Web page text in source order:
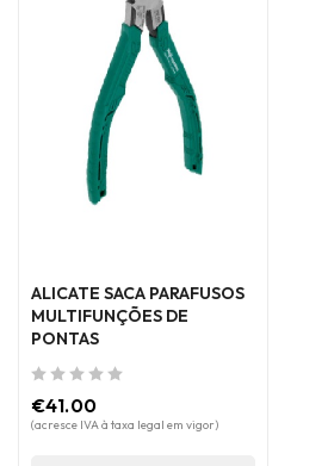
ALICATE SACA PARAFUSOS
MULTIFUNÇÕES DE
PONTAS
€41.00
(acresce IVA à taxa legal em vigor)